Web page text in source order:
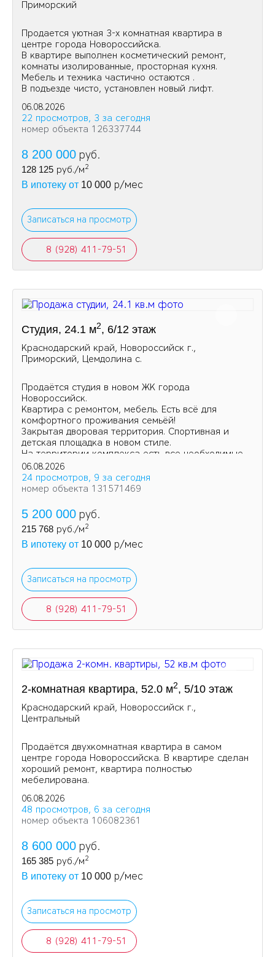
Приморский
Пpoдается уютная 3-х комнатная квартира в
центре города Новороссийска.
В квартире выполнен косметический ремонт,
комнаты изолированные, просторная кухня.
Мебель и техника частично остаются .
В подъезде чисто, установлен новый лифт.
06.08.2026
22 просмотров, 3 за сегодня
номер объекта 126337744
8 200 000 руб.
128 125 руб./м2
В ипотеку от 10 000 р/мес
Записаться на просмотр
8 (928) 411-79-51
Студия, 24.1 м2, 6/12 этаж
Краснодарский край, Новороссийск г.,
Приморский, Цемдолина с.
Продаётся студия в новом ЖК города
Новороссийск.
Квартира с ремонтом, мебель. Есть всё для
комфортного проживания семьёй!
Закрытая дворовая территория. Спортивная и
детская площадка в новом стиле.
На территории комплекса есть все необходимые
магазины и аптеки.
06.08.2026
24 просмотров, 9 за сегодня
номер объекта 131571469
5 200 000 руб.
215 768 руб./м2
В ипотеку от 10 000 р/мес
Записаться на просмотр
8 (928) 411-79-51
2-комнатная квартира, 52.0 м2, 5/10 этаж
Краснодарский край, Новороссийск г.,
Центральный
Продаётся двухкомнатная квартира в самом
центре города Новороссийска. В квартире сделан
хороший ремонт, квартира полностью
мебелирована.
06.08.2026
48 просмотров, 6 за сегодня
номер объекта 106082361
8 600 000 руб.
165 385 руб./м2
В ипотеку от 10 000 р/мес
Записаться на просмотр
8 (928) 411-79-51